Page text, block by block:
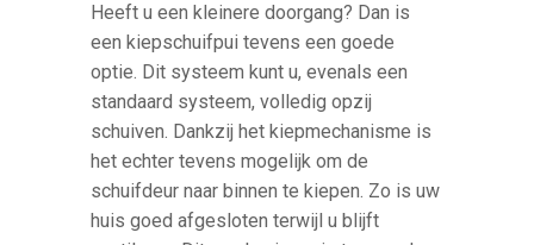
Heeft u een kleinere doorgang? Dan is
een kiepschuifpui tevens een goede
optie. Dit systeem kunt u, evenals een
standaard systeem, volledig opzij
schuiven. Dankzij het kiepmechanisme is
het echter tevens mogelijk om de
schuifdeur naar binnen te kiepen. Zo is uw
huis goed afgesloten terwijl u blijft